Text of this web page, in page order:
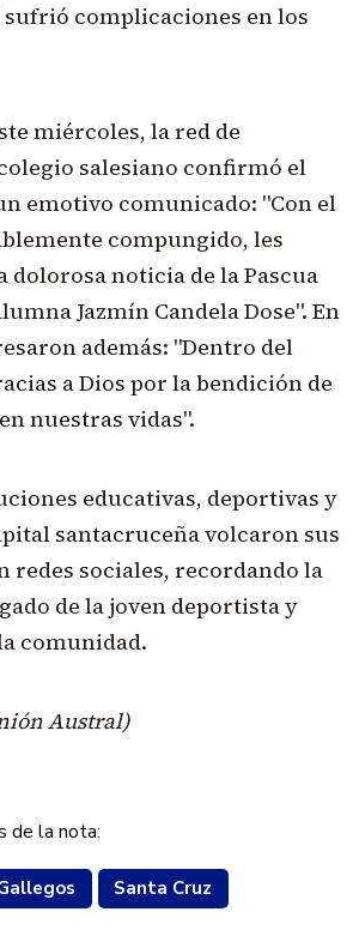
sufrió complicaciones en los
miércoles, la red de
salesiano confirmó el
emotivo comunicado: "Con el
compungido, les
noticia de la Pascua
Jazmín Candela Dose". En
además: "Dentro del
a Dios por la bendición de
nuestras vidas".
educativas, deportivas y
santacruceña volcaron sus
redes sociales, recordando la
de la joven deportista y
comunidad.
Austral)
de la nota:
Santa Cruz